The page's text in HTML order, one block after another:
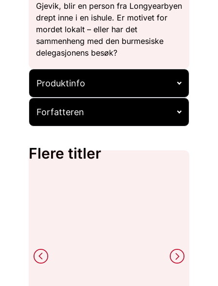
Gjevik, blir en person fra Longyearbyen
drept inne i en ishule. Er motivet for
mordet lokalt – eller har det
sammenheng med den burmesiske
delegasjonens besøk?
Produktinfo
Forfatteren
Flere titler